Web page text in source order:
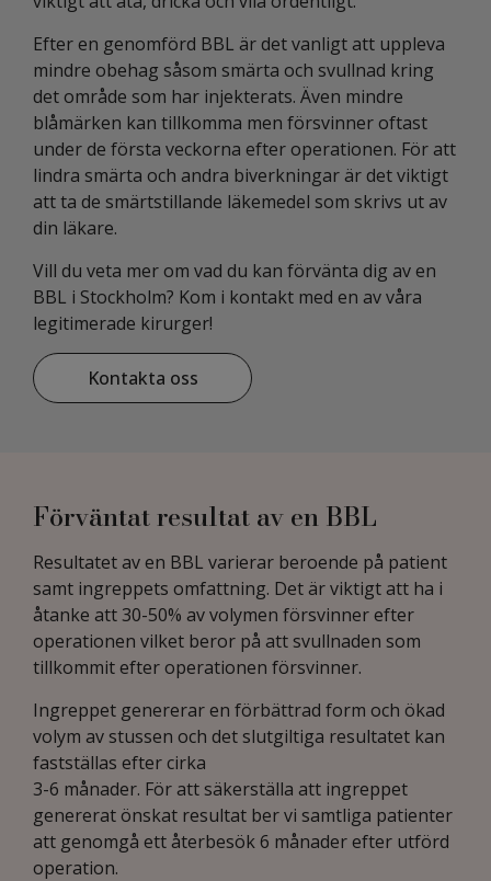
Efter en genomförd BBL är det vanligt att uppleva
mindre obehag såsom smärta och svullnad kring
det område som har injekterats. Även mindre
blåmärken kan tillkomma men försvinner oftast
under de första veckorna efter operationen. För att
lindra smärta och andra biverkningar är det viktigt
att ta de smärtstillande läkemedel som skrivs ut av
din läkare.
Vill du veta mer om vad du kan förvänta dig av en
BBL i Stockholm? Kom i kontakt med en av våra
legitimerade kirurger!
Kontakta oss
Förväntat resultat av en BBL
Resultatet av en BBL varierar beroende på patient
samt ingreppets omfattning. Det är viktigt att ha i
åtanke att 30-50% av volymen försvinner efter
operationen vilket beror på att svullnaden som
tillkommit efter operationen försvinner.
Ingreppet genererar en förbättrad form och ökad
volym av stussen och det slutgiltiga resultatet kan
fastställas efter cirka
3-6 månader. För att säkerställa att ingreppet
genererat önskat resultat ber vi samtliga patienter
att genomgå ett återbesök 6 månader efter utförd
operation.